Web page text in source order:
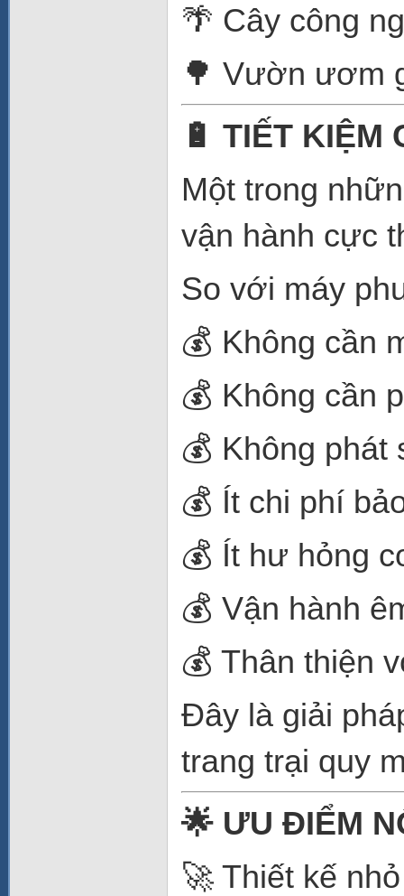
🌴 Cây công
🌳 Vườn ươm
🔋 TIẾT KIỆM
Một trong
vận hành cực
So với máy
💰 Không cần
💰 Không cần
💰 Không phát
💰 Ít chi phí
💰 Ít hư hỏng
💰 Vận hành
💰 Thân thiện
Đây là giải
trang trại quy
🌟 ƯU ĐIỂM
🚀 Thiết kế